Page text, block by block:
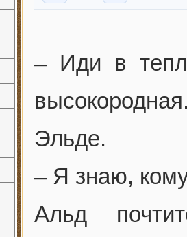
– Иди в
Эльде.
– Я знаю,
Альд